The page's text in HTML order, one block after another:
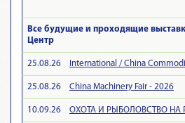
Все будущие и проходящие
Центр
25.08.26 International / China
25.08.26 China Machinery Fair - 2026
10.09.26 ОХОТА И РЫБОЛОВСТВО НА